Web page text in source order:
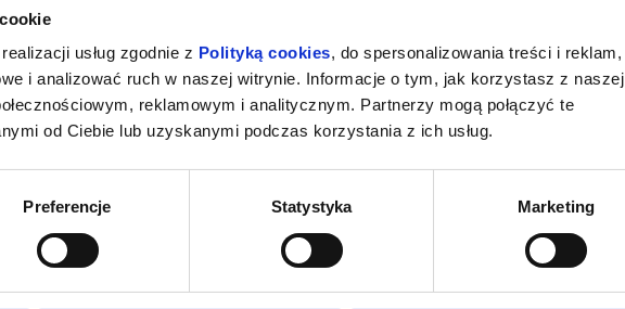
usług zgodnie z Polityką cookies, do spersonalizowania treści i reklam,
i analizować ruch w naszej witrynie. Informacje o tym, jak korzystasz z naszej
reklamowym i analitycznym. Partnerzy mogą połączyć te
od Ciebie lub uzyskanymi podczas korzystania z ich usług.
Preferencje Statystyka Marketing